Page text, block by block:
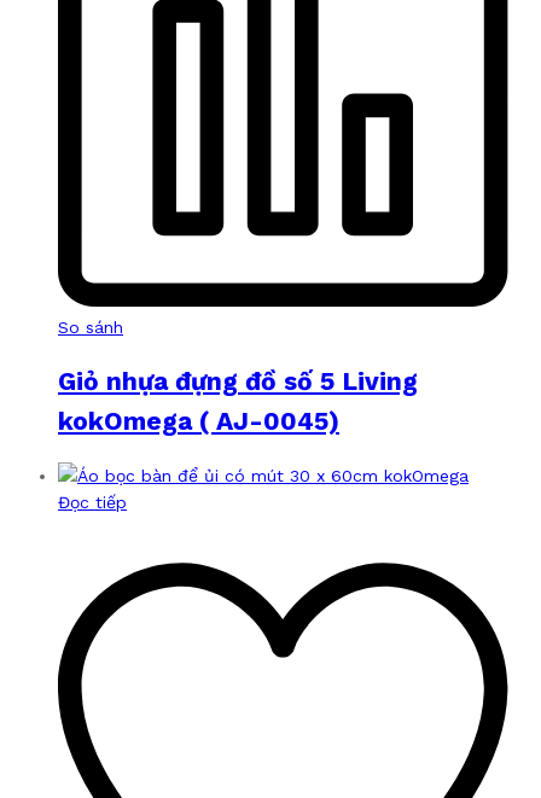
So sánh
Giỏ nhựa đựng đồ số 5 Living
kokOmega ( AJ-0045)
Đọc tiếp